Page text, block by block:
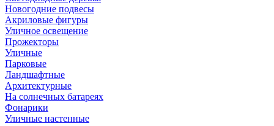
Новогодние подвесы
Акриловые фигуры
Уличное освещение
Прожекторы
Уличные
Парковые
Ландшафтные
Архитектурные
На солнечных батареях
Фонарики
Уличные настенные